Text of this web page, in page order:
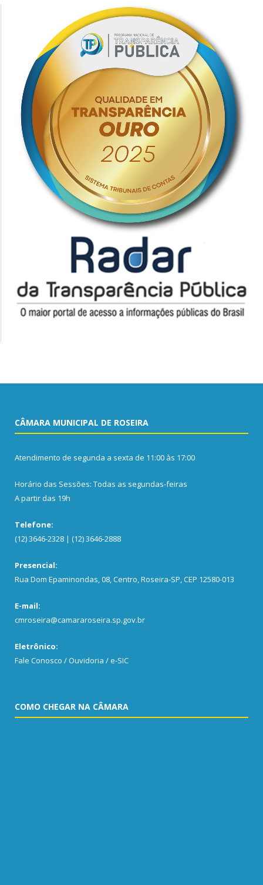
CÂMARA MUNICIPAL DE ROSEIRA
Atendimento de segunda a sexta de 11:00 às 17:00
Horário das Sessões: Todas as segundas-feiras
A partir das 19h
Telefone:
(12) 3646-2328 | (12) 3646-2888
Presencial:
Rua Dom Epaminondas, 08, Centro, Roseira-SP, CEP 12580-013
E-mail:
cmroseira@camararoseira.sp.gov.br
Eletrônico:
Fale Conosco / Ouvidoria / e-SIC
COMO CHEGAR NA CÂMARA